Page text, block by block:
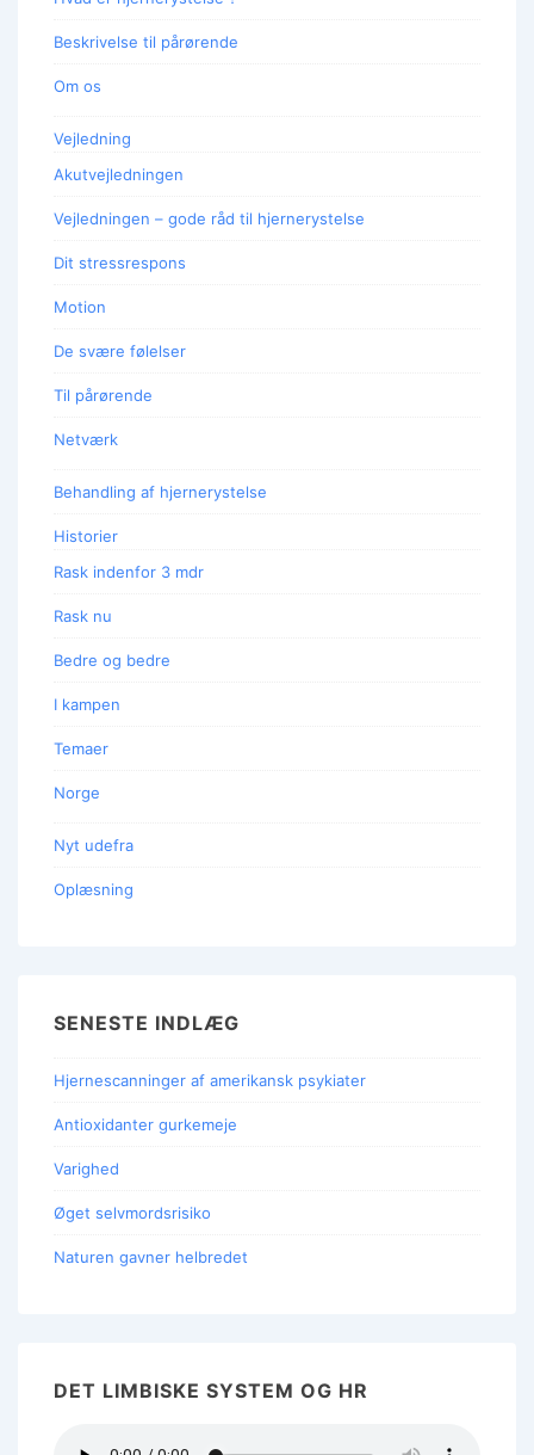
Beskrivelse til pårørende
Om os
Vejledning
Akutvejledningen
Vejledningen – gode råd til hjernerystelse
Dit stressrespons
Motion
De svære følelser
Til pårørende
Netværk
Behandling af hjernerystelse
Historier
Rask indenfor 3 mdr
Rask nu
Bedre og bedre
I kampen
Temaer
Norge
Nyt udefra
Oplæsning
SENESTE INDLÆG
Hjernescanninger af amerikansk psykiater
Antioxidanter gurkemeje
Varighed
Øget selvmordsrisiko
Naturen gavner helbredet
DET LIMBISKE SYSTEM OG HR